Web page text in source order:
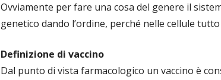
Ovviamente per fare una cosa del genere il
genetico dando l’ordine, perché nelle cellule
Definizione di vaccino
Dal punto di vista farmacologico un vaccino è